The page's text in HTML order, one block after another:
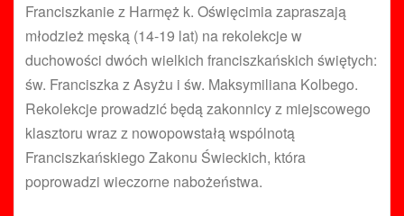
Franciszkanie z Harmęż k. Oświęcimia zapraszają
młodzież męską (14-19 lat) na rekolekcje w
duchowości dwóch wielkich franciszkańskich świętych:
św. Franciszka z Asyżu i św. Maksymiliana Kolbego.
Rekolekcje prowadzić będą zakonnicy z miejscowego
klasztoru wraz z nowopowstałą wspólnotą
Franciszkańskiego Zakonu Świeckich, która
poprowadzi wieczorne nabożeństwa.